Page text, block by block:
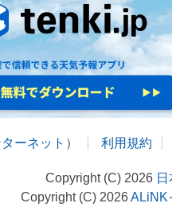
ーネット ） 利用規約
Copyright (C) 2026
Copyright (C) 2026ALiNK